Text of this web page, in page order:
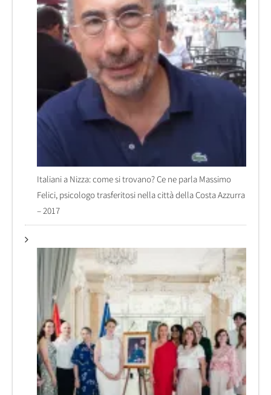
Italiani a Nizza: come si trovano? Ce ne parla Massimo
Felici, psicologo trasferitosi nella città della Costa Azzurra
– 2017